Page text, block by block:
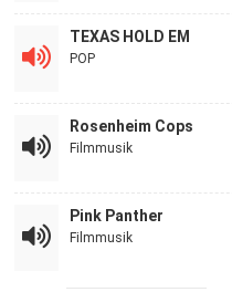
TEXAS HOLD EM
POP
Rosenheim Cops
Filmmusik
Pink Panther
Filmmusik